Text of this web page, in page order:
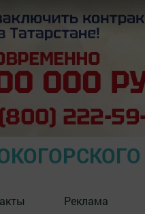
Реклама